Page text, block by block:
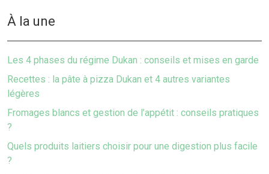
À la une
Les 4 phases du régime Dukan : conseils et mises en garde
Recettes : la pâte à pizza Dukan et 4 autres variantes
légères
Fromages blancs et gestion de l’appétit : conseils pratiques
?
Quels produits laitiers choisir pour une digestion plus facile
?